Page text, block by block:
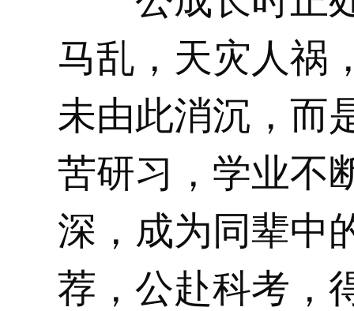
马乱，天灾人祸
未由此消沉，而
苦研习，学业不
深，成为同辈中
荐，公赴科考，